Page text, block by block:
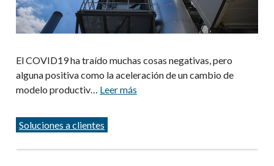
El COVID19 ha traído muchas cosas negativas, pero
alguna positiva como la aceleración de un cambio de
modelo productiv… Leer más
Categorías
Soluciones a clientes